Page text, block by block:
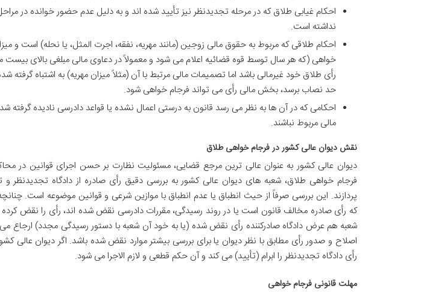
احکام غیابی طلاق که در مرحله تجدیدنظر نیز تأیید شده اند و به دلیل عدم حضور خوانده در
نداشته است.
احکام طلاقی که مربوط به حقوق مالی زوجین (مانند مهریه، نفقه، اجرت المثل، یا نحله) است و
خواهی (که هر سال توسط قوه قضائیه اعلام می شود و معمولاً در دعاوی مالی مبلغی بالای بیست
رأی طلاق خود غیرمالی باشد اما تصمیمات مالی مرتبط با آن (مثلاً میزان مهریه) به اشتباه گرفته
حد نصاب برسد، بخش مالی رأی می تواند فرجام خواهی شود.
احکامی که در آن ها به نظر می رسد قانون به درستی اعمال نشده یا قواعد دادرسی نادیده گرفته
مالی مربوط نباشند.
نقش دیوان عالی کشور در فرجام خواهی طلاق
دیوان عالی کشور به عنوان عالی ترین مرجع قضایی، مسئولیت نظارت بر حسن اجرای قوانین در
فرجام خواهی طلاق، شعبه های دیوان عالی کشور به بررسی دقیق رأی صادره از دادگاه
پردازند. این بررسی صرفاً از حیث انطباق یا عدم انطباق با موازین شرعی و قوانین موضوعه است.
که رأی صادره مخالف قانون است یا در روند رسیدگی، مقررات دادرسی نقض شده اند، رأی را نقض کرده
شعبه هم عرض دادگاه صادرکننده رأی نقض شده (یا به خود آن شعبه با دستور رسیدگی مجدد) ارجاع
اصلاح و صدور رأی مطابق با نظر دیوان یا برای بررسی بیشتر موارد نقض شده باشد. اگر دیوان
رأی دادگاه تجدیدنظر را ابرام (تأیید) می کند و آن حکم قطعی و لازم الاجرا می شود.
مهلت قانونی فرجام خواهی